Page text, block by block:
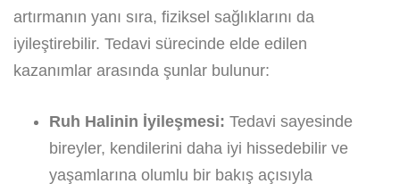
artırmanın yanı sıra, fiziksel sağlıklarını da
iyileştirebilir. Tedavi sürecinde elde edilen
kazanımlar arasında şunlar bulunur:
Ruh Halinin İyileşmesi: Tedavi sayesinde
bireyler, kendilerini daha iyi hissedebilir ve
yaşamlarına olumlu bir bakış açısıyla